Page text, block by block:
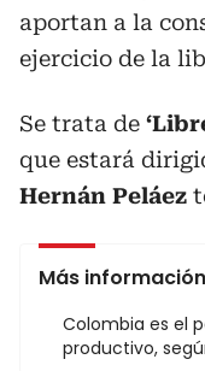
aportan a la
ejercicio de la
Se trata de
que estará
Hernán Peláez
Más información
Colombia es el
productivo,